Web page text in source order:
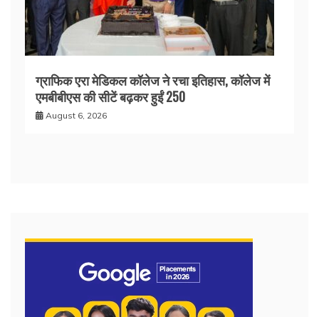
ग्राफिक एरा मेडिकल कॉलेज ने रचा इतिहास, कॉलेज में
एमबीबीएस की सीटें बढ़कर हुईं 250
August 6, 2026